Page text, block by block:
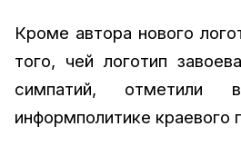
Кроме автора нового
того, чей логотип
симпатий, отметили
информполитике краевого